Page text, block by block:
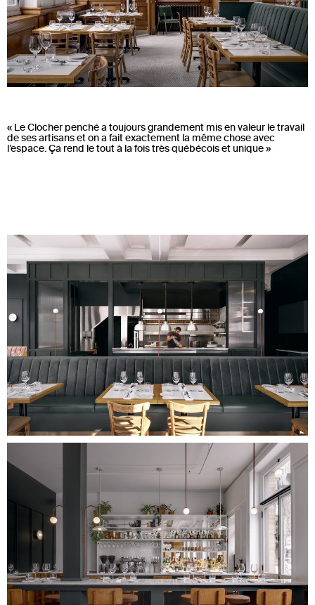
« Le Clocher penché a toujours grandement mis en valeur le travail
de ses artisans et on a fait exactement la même chose avec
l’espace. Ça rend le tout à la fois très québécois et unique »